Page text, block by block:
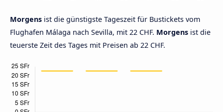
Morgens ist die günstigste Tageszeit für Bustickets vom
Flughafen Málaga nach Sevilla, mit 22 CHF. Morgens ist die
teuerste Zeit des Tages mit Preisen ab 22 CHF.